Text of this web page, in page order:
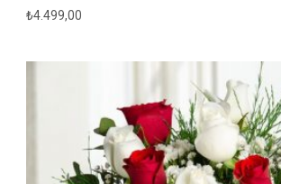
₺4.499,00